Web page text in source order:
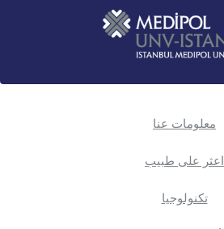
معلومات عنا
اعثر على طبيب
تكنولوجيا